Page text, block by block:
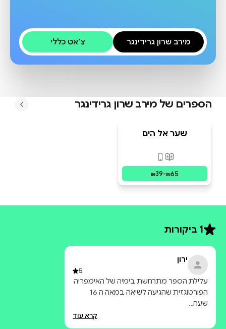
מירב שרון גרידינגר צ׳אט כללי
הספרים של מירב שרון גרידינגר
שער אל הים
פורמטים זמינים
₪39-₪65
1 ביקורות
ירון
5
עלילת הספר מתרחשת בימיה של האימפריה
הפורטוגזית שהגיעה לשיאה במאה ה 16
שעה…
קרא עוד